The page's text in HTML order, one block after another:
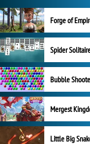
Forge of
Spider
Bubble
Little Big